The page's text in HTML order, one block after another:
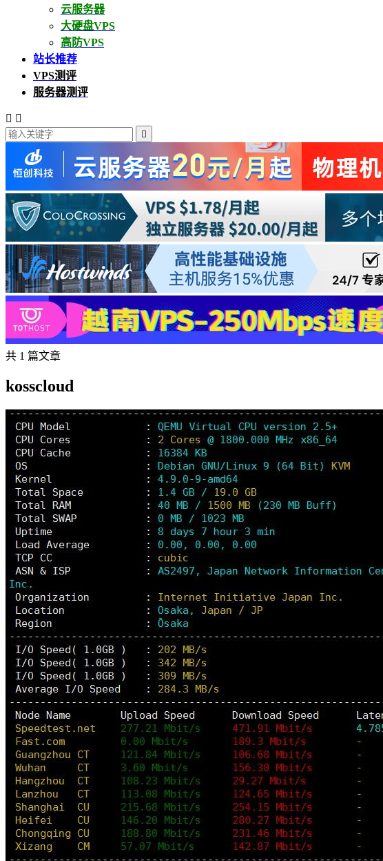
云服务器
大硬盘VPS
高防VPS
站长推荐
VPS测评
服务器测评
 

共 1 篇文章
kosscloud